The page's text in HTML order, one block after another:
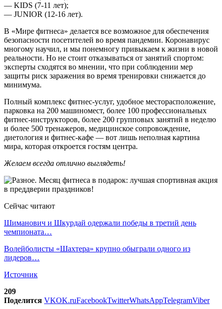
— KIDS (7-11 лет);
— JUNIOR (12-16 лет).
В «Мире фитнеса» делается все возможное для обеспечения
безопасности посетителей во время пандемии. Коронавирус
многому научил, и мы понемногу привыкаем к жизни в новой
реальности. Но не стоит отказываться от занятий спортом:
эксперты сходятся во мнении, что при соблюдении мер
защиты риск заражения во время тренировки снижается до
минимума.
Полный комплекс фитнес-услуг, удобное месторасположение,
парковка на 200 машиномест, более 100 профессиональных
фитнес-инструкторов, более 200 групповых занятий в неделю
и более 500 тренажеров, медицинское сопровождение,
диетология и фитнес-кафе — вот лишь неполная картина
мира, которая откроется гостям центра.
Желаем всегда отлично выглядеть!
Сейчас читают
Шиманович и Шкурдай одержали победы в третий день
чемпионата…
Волейболисты «Шахтера» крупно обыграли одного из
лидеров…
Источник
209
Поделится VKOK.ruFacebookTwitterWhatsAppTelegramViber